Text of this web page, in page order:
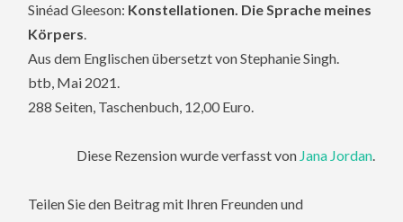
Sinéad Gleeson: Konstellationen. Die Sprache meines
Körpers.
Aus dem Englischen übersetzt von Stephanie Singh.
btb, Mai 2021.
288 Seiten, Taschenbuch, 12,00 Euro.
Diese Rezension wurde verfasst von Jana Jordan.
Teilen Sie den Beitrag mit Ihren Freunden und